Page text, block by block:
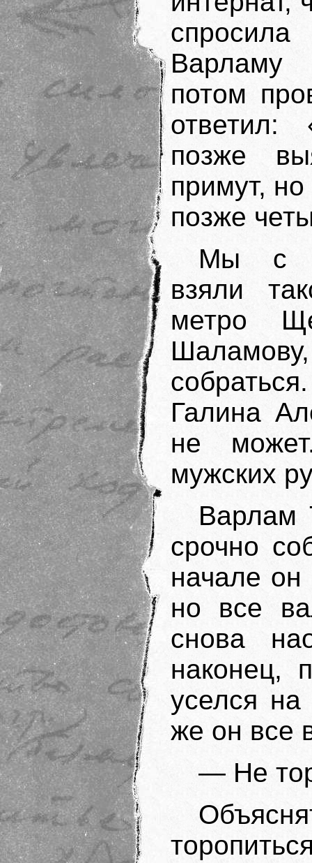
Варламу
потом
ответил:
позже
примут,
позже
Мы с
взяли
метро
Галина
не
мужских
Варлам
срочно
начале
но все
снова
наконец,
уселся
же он все
— Не